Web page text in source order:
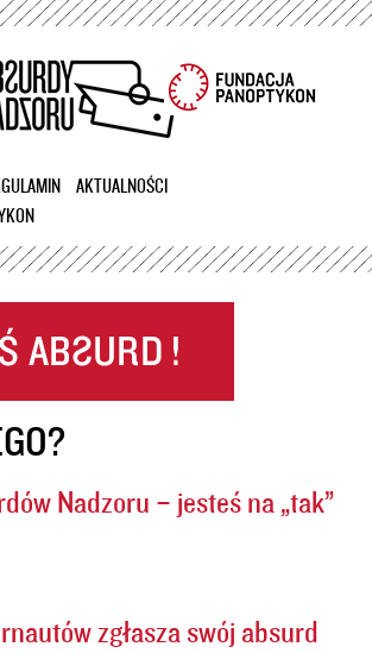
Przejdź
treści
AKTUALNOŚCI
Nadzoru – jesteś na „tak”
zgłasza swój absurd